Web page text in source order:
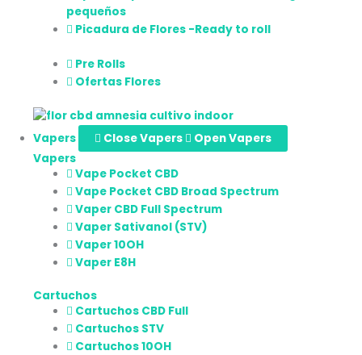
pequeños
Picadura de Flores -Ready to roll
Pre Rolls
Ofertas Flores
Vapers Close Vapers
Open Vapers
Vapers
Vape Pocket CBD
Vape Pocket CBD Broad Spectrum
Vaper CBD Full Spectrum
Vaper Sativanol (STV)
Vaper 10OH
Vaper E8H
Cartuchos
Cartuchos CBD Full
Cartuchos STV
Cartuchos 10OH